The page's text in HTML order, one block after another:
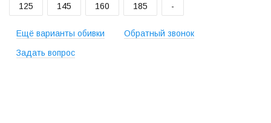
125 145 160 185 -
Ещё варианты обивки
Обратный звонок
Задать вопрос